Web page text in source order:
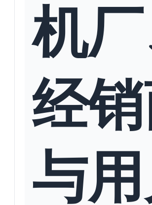
机厂
经
与